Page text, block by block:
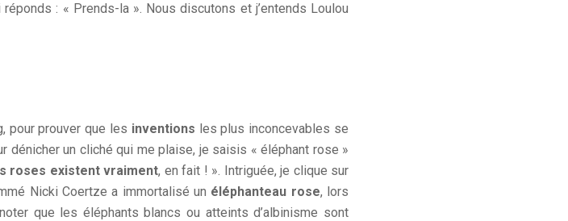
: « Prends-la ». Nous discutons et j’entends Loulou
pour prouver que les inventions les plus inconcevables se
dénicher un cliché qui me plaise, je saisis « éléphant rose »
roses existent vraiment, en fait ! ». Intriguée, je clique sur
Nicki Coertze a immortalisé un éléphanteau rose, lors
que les éléphants blancs ou atteints d’albinisme sont